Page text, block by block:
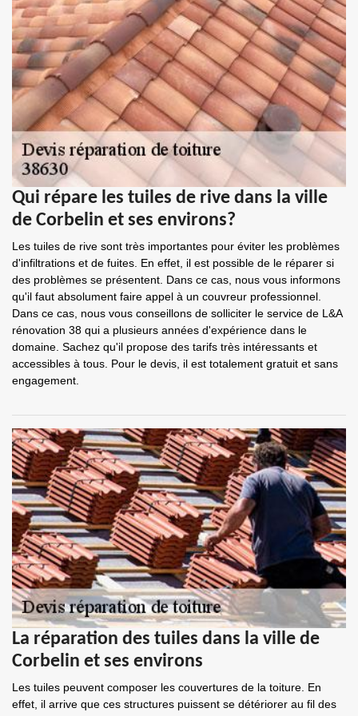
Qui répare les tuiles de rive dans la ville
de Corbelin et ses environs?
Les tuiles de rive sont très importantes pour éviter les problèmes
d'infiltrations et de fuites. En effet, il est possible de le réparer si
des problèmes se présentent. Dans ce cas, nous vous informons
qu'il faut absolument faire appel à un couvreur professionnel.
Dans ce cas, nous vous conseillons de solliciter le service de L&A
rénovation 38 qui a plusieurs années d'expérience dans le
domaine. Sachez qu'il propose des tarifs très intéressants et
accessibles à tous. Pour le devis, il est totalement gratuit et sans
engagement.
La réparation des tuiles dans la ville de
Corbelin et ses environs
Les tuiles peuvent composer les couvertures de la toiture. En
effet, il arrive que ces structures puissent se détériorer au fil des